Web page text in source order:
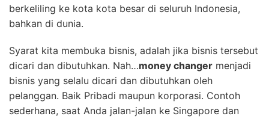
berkeliling ke kota kota besar di seluruh Indonesia,
bahkan di dunia.
Syarat kita membuka bisnis, adalah jika bisnis tersebut
dicari dan dibutuhkan. Nah…money changer menjadi
bisnis yang selalu dicari dan dibutuhkan oleh
pelanggan. Baik Pribadi maupun korporasi. Contoh
sederhana, saat Anda jalan-jalan ke Singapore dan